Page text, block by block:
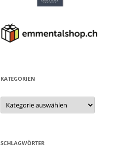
KATEGORIEN
Kategorien
SCHLAGWÖRTER